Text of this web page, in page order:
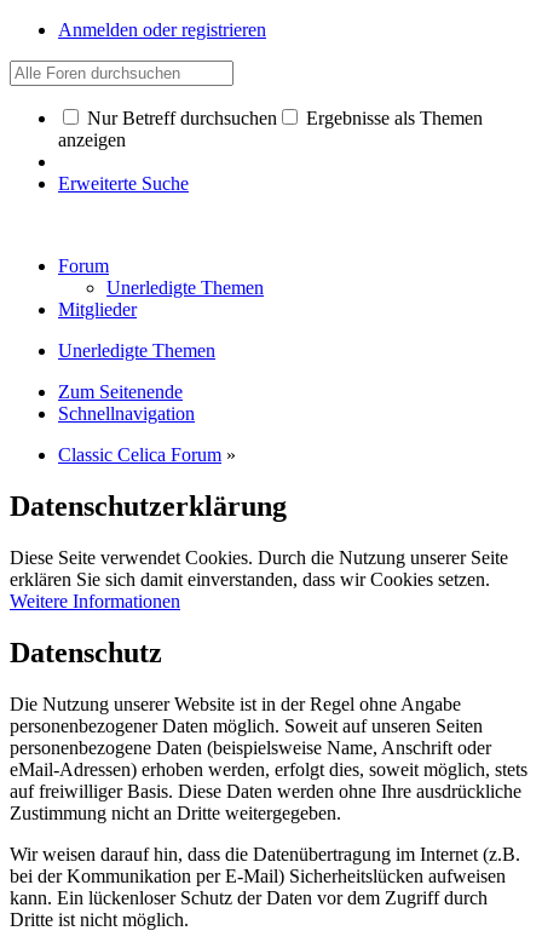
Anmelden oder registrieren
Nur Betreff durchsuchen
Ergebnisse als Themen
anzeigen
Erweiterte Suche
Forum
Unerledigte Themen
Mitglieder
Unerledigte Themen
Zum Seitenende
Schnellnavigation
Classic Celica Forum »
Datenschutzerklärung
Diese Seite verwendet Cookies. Durch die Nutzung unserer Seite
erklären Sie sich damit einverstanden, dass wir Cookies setzen.
Weitere Informationen
Datenschutz
Die Nutzung unserer Website ist in der Regel ohne Angabe
personenbezogener Daten möglich. Soweit auf unseren Seiten
personenbezogene Daten (beispielsweise Name, Anschrift oder
eMail-Adressen) erhoben werden, erfolgt dies, soweit möglich, stets
auf freiwilliger Basis. Diese Daten werden ohne Ihre ausdrückliche
Zustimmung nicht an Dritte weitergegeben.
Wir weisen darauf hin, dass die Datenübertragung im Internet (z.B.
bei der Kommunikation per E-Mail) Sicherheitslücken aufweisen
kann. Ein lückenloser Schutz der Daten vor dem Zugriff durch
Dritte ist nicht möglich.